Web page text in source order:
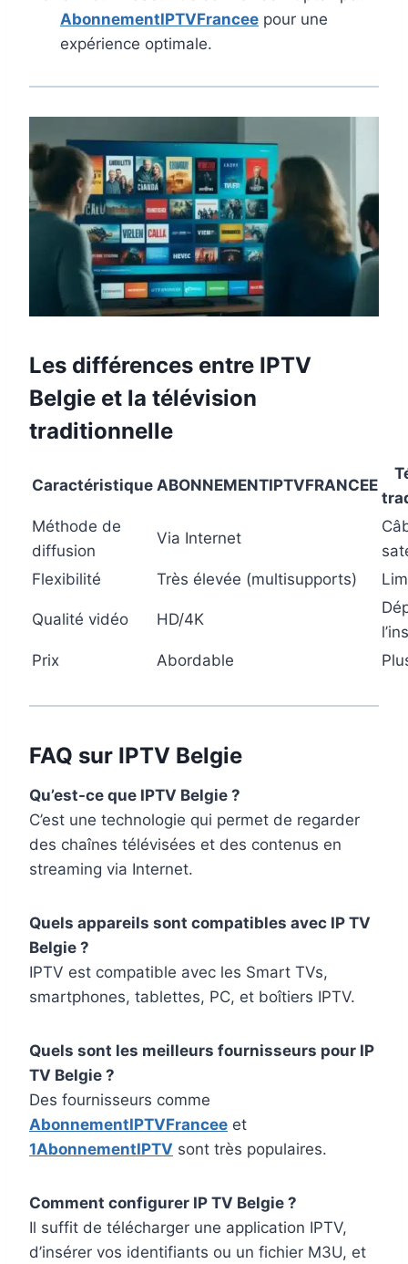
AbonnementIPTVFrancee pour une
expérience optimale.
Les différences entre IPTV
Belgie et la télévision
traditionnelle
Caractéristique ABONNEMENTIPTVFRANCEE
Méthode de
diffusion
Via Internet
Flexibilité
Très élevée (multisupports)
Qualité vidéo HD/4K
Prix
Abordable
FAQ sur IPTV Belgie
Qu’est-ce que IPTV Belgie ?
C’est une technologie qui permet de regarder
des chaînes télévisées et des contenus en
streaming via Internet.
Quels appareils sont compatibles avec IP TV
Belgie ?
IPTV est compatible avec les Smart TVs,
smartphones, tablettes, PC, et boîtiers IPTV.
Quels sont les meilleurs fournisseurs pour IP
TV Belgie ?
Des fournisseurs comme
AbonnementIPTVFrancee et
1AbonnementIPTV sont très populaires.
Comment configurer IP TV Belgie ?
Il suffit de télécharger une application IPTV,
d’insérer vos identifiants ou un fichier M3U, et